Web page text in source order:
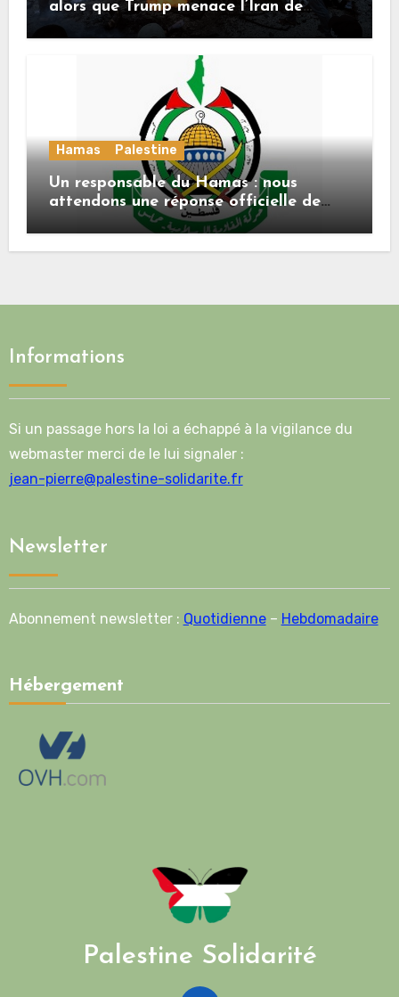
alors que Trump menace l’Iran de
«décapitation»
Hamas Palestine
Un responsable du Hamas : nous
attendons une réponse officielle de
Mladenov concernant la feuille de
route de la deuxième phase de l’accord
Informations
Si un passage hors la loi a échappé à la vigilance du
webmaster merci de le lui signaler :
jean-pierre@palestine-solidarite.fr
Newsletter
Abonnement newsletter : Quotidienne– Hebdomadaire
Hébergement
Palestine Solidarité